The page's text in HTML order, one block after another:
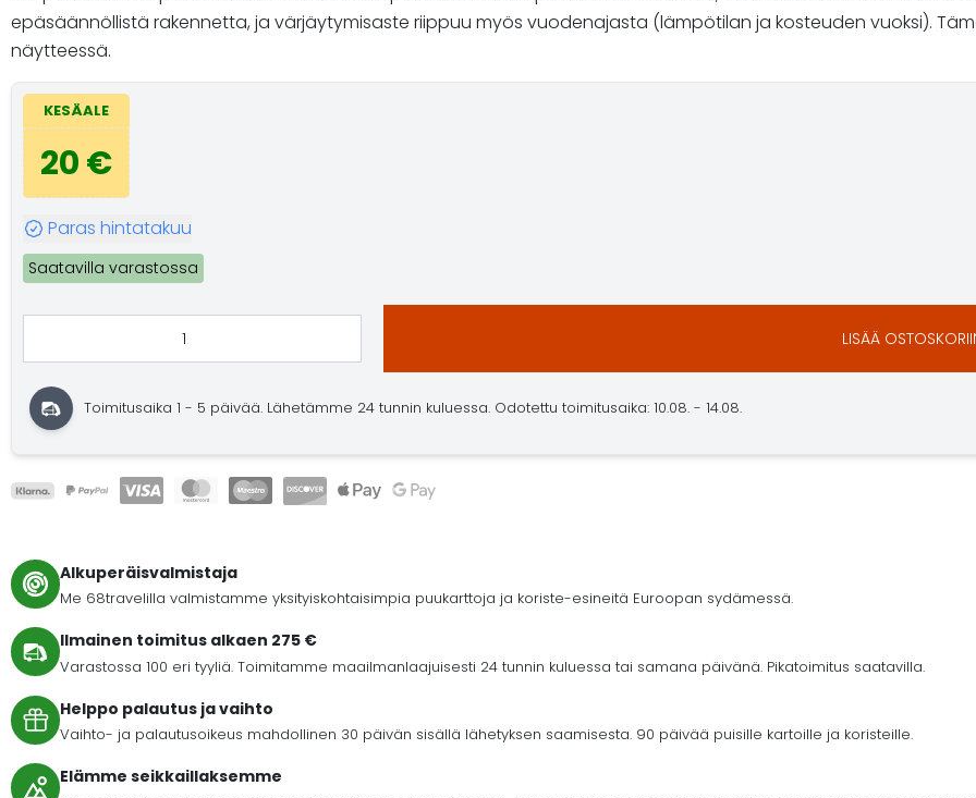
epäsäännöllistä rakennetta, ja värjäytymisaste riippuu myös vuodenajasta (lämpötilan ja kosteuden vuoksi).
näytteessä.
KESÄALE
20 €
Paras hintatakuu
Saatavilla varastossa
LISÄÄ
Toimitusaika 1 - 5 päivää. Lähetämme 24 tunnin kuluessa. Odotettu toimitusaika: 10.08. - 14.08.
Alkuperäisvalmistaja
Me 68travelilla valmistamme yksityiskohtaisimpia puukarttoja ja koriste-esineitä Euroopan sydämessä.
Ilmainen toimitus alkaen 275 €
Varastossa 100 eri tyyliä. Toimitamme maailmanlaajuisesti 24 tunnin kuluessa tai samana päivänä. Pikatoimitus saatavilla.
Helppo palautus ja vaihto
Vaihto- ja palautusoikeus mahdollinen 30 päivän sisällä lähetyksen saamisesta. 90 päivää puisille kartoille ja koristeille.
Elämme seikkaillaksemme